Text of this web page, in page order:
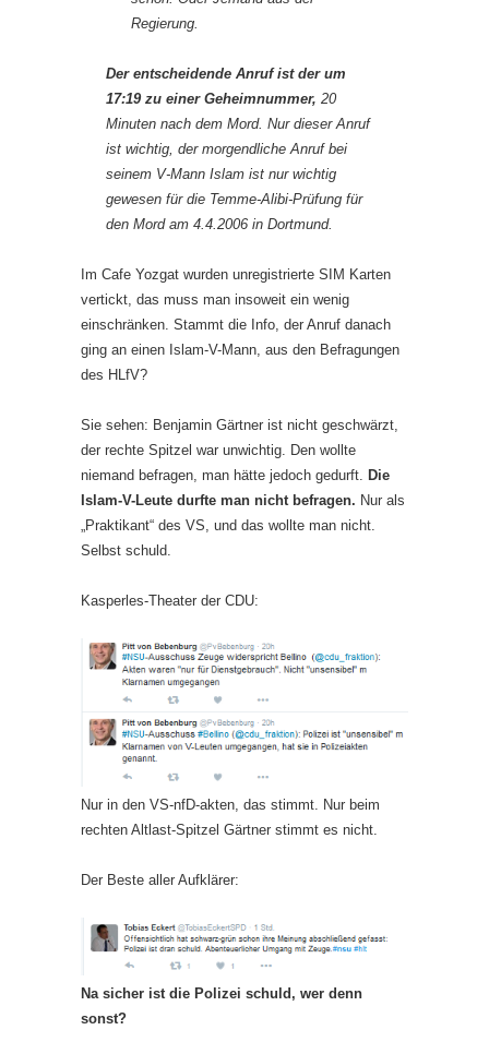
Regierung.
Der entscheidende Anruf ist der um
17:19 zu einer Geheimnummer, 20
Minuten nach dem Mord. Nur dieser Anruf
ist wichtig, der morgendliche Anruf bei
seinem V-Mann Islam ist nur wichtig
gewesen für die Temme-Alibi-Prüfung für
den Mord am 4.4.2006 in Dortmund.
Im Cafe Yozgat wurden unregistrierte SIM Karten
vertickt, das muss man insoweit ein wenig
einschränken. Stammt die Info, der Anruf danach
ging an einen Islam-V-Mann, aus den Befragungen
des HLfV?
Sie sehen: Benjamin Gärtner ist nicht geschwärzt,
der rechte Spitzel war unwichtig. Den wollte
niemand befragen, man hätte jedoch gedurft.
Die
Islam-V-Leute durfte man nicht befragen. Nur als
„Praktikant“ des VS, und das wollte man nicht.
Selbst schuld.
Kasperles-Theater der CDU:
Nur in den VS-nfD-akten, das stimmt. Nur beim
rechten Altlast-Spitzel Gärtner stimmt es nicht.
Der Beste aller Aufklärer:
Na sicher ist die Polizei schuld, wer denn
sonst?